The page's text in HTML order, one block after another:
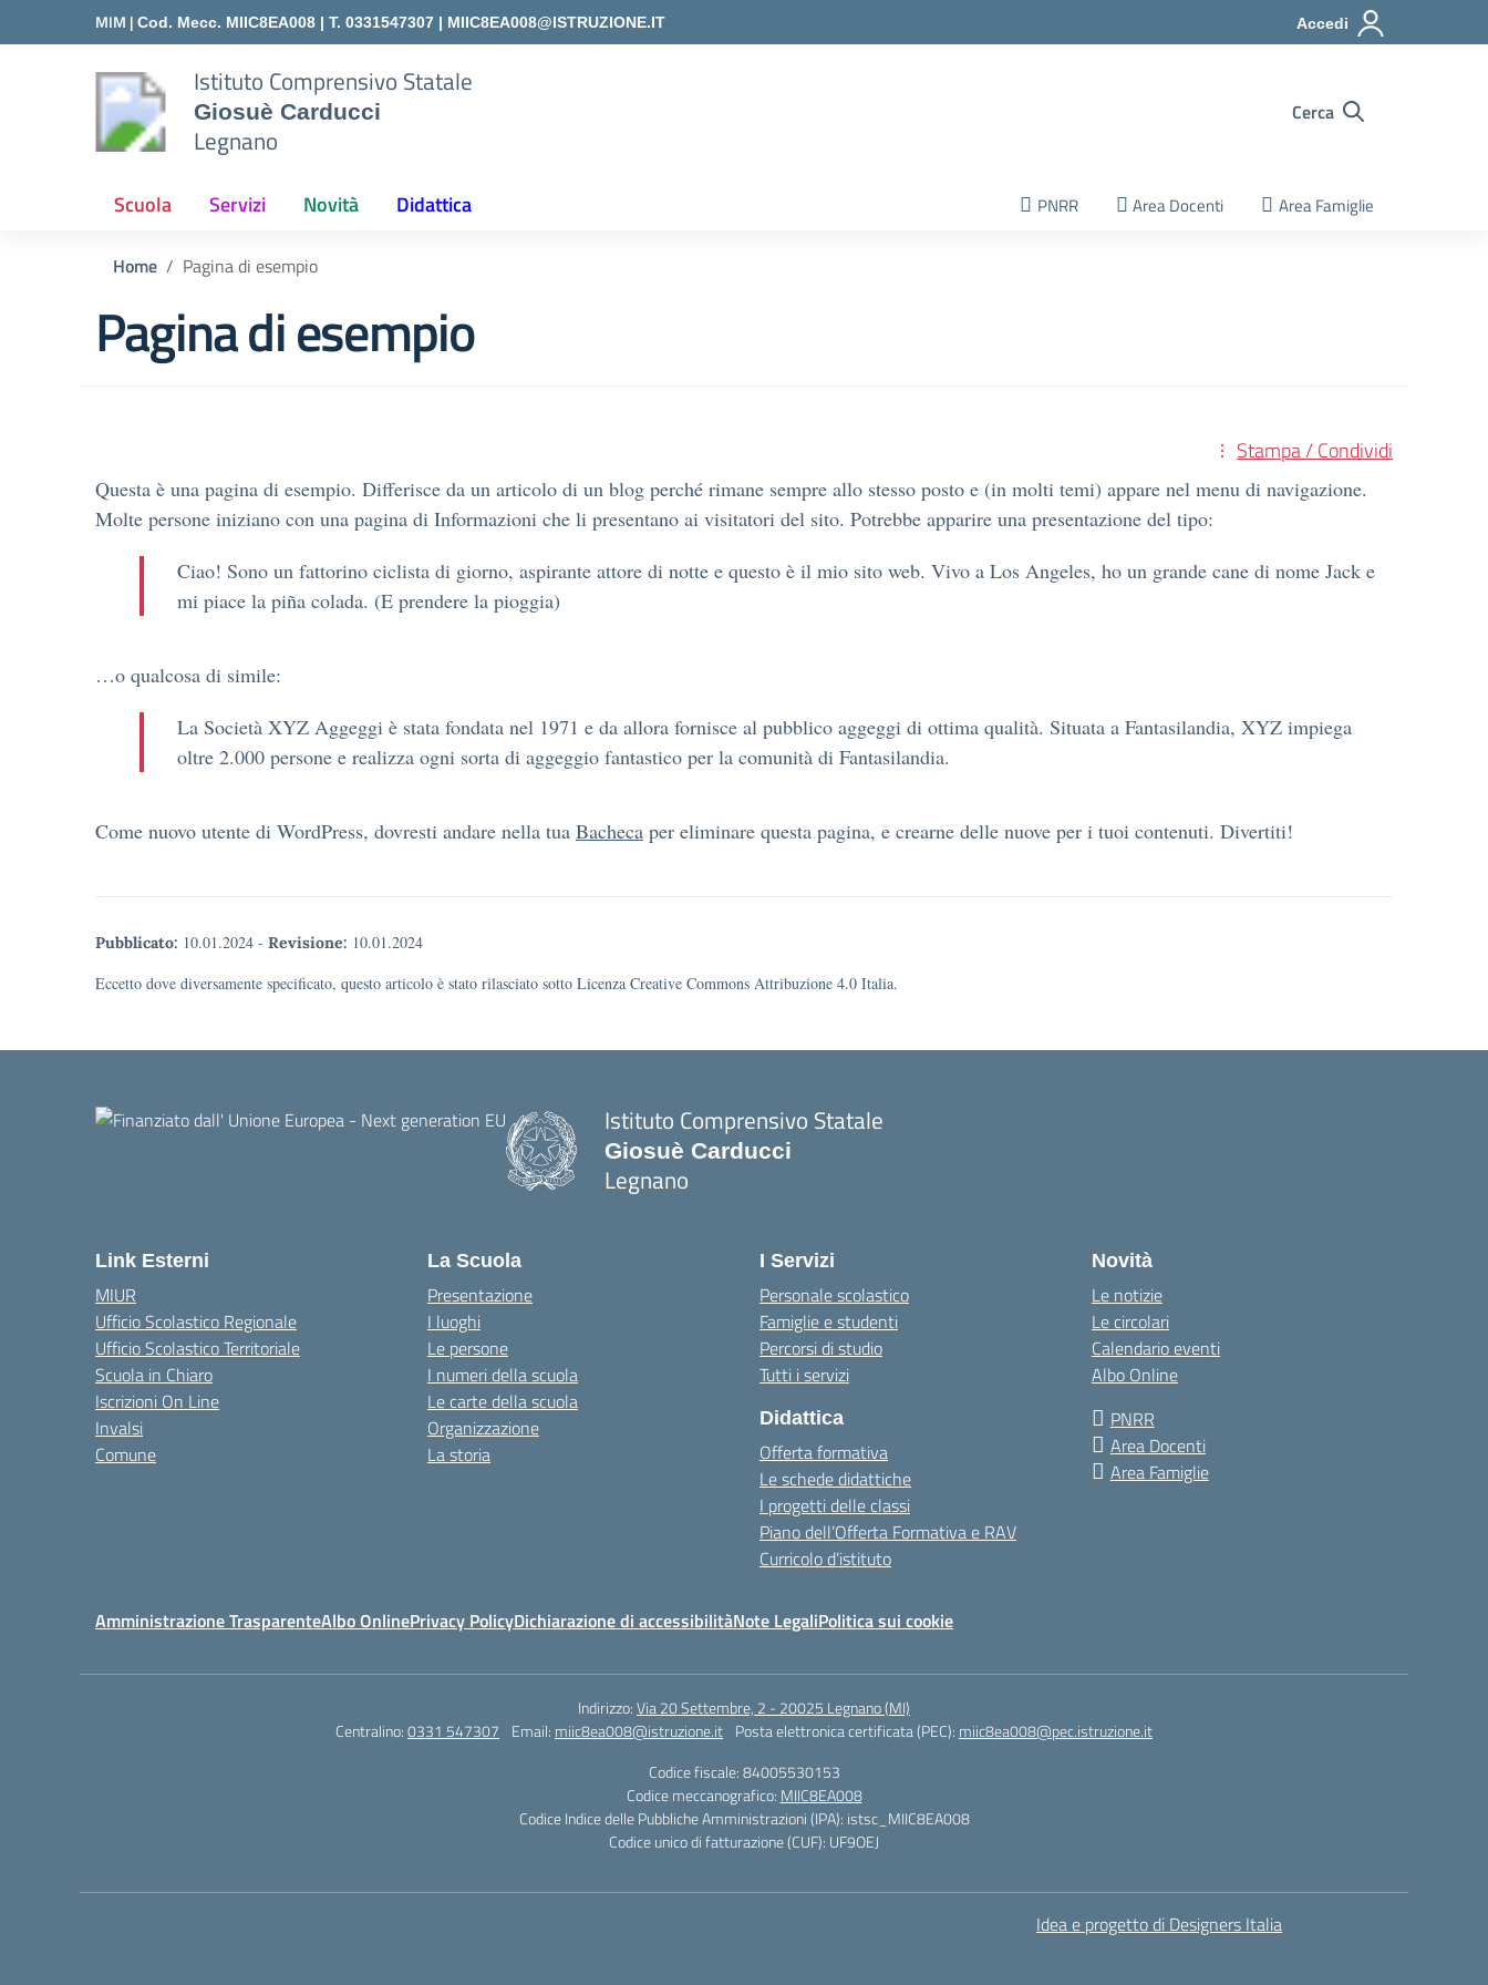
Vai ai contenuti
Vai al menu di navigazione
MIM | Cod. Mecc. MIIC8EA008 | T. 0331547307 | MIIC8EA008@ISTRUZIONE.IT Accedi
Istituto Comprensivo Statale
Giosuè Carducci
Legnano
Cerca
Scuola Servizi Novità Didattica PNRR Area Docenti Area Famiglie
Home Pagina di esempio
Pagina di esempio
Stampa / Condividi
Questa è una pagina di esempio. Differisce da un articolo di un blog perché rimane sempre allo stesso posto e (in molti temi) appare nel menu di navigazione.
Molte persone iniziano con una pagina di Informazioni che li presentano ai visitatori del sito. Potrebbe apparire una presentazione del tipo:
Ciao! Sono un fattorino ciclista di giorno, aspirante attore di notte e questo è il mio sito web. Vivo a Los Angeles, ho un grande cane di nome Jack e
mi piace la piña colada. (E prendere la pioggia)
…o qualcosa di simile:
La Società XYZ Aggeggi è stata fondata nel 1971 e da allora fornisce al pubblico aggeggi di ottima qualità. Situata a Fantasilandia, XYZ impiega
oltre 2.000 persone e realizza ogni sorta di aggeggio fantastico per la comunità di Fantasilandia.
Come nuovo utente di WordPress, dovresti andare nella tua Bacheca per eliminare questa pagina, e crearne delle nuove per i tuoi contenuti. Divertiti!
Pubblicato: 10.01.2024 - Revisione: 10.01.2024
Eccetto dove diversamente specificato, questo articolo è stato rilasciato sotto Licenza Creative Commons Attribuzione 4.0 Italia.
Istituto Comprensivo Statale
Giosuè Carducci
Legnano
Link Esterni
MIUR
Ufficio Scolastico Regionale
Ufficio Scolastico Territoriale
Scuola in Chiaro
Iscrizioni On Line
Invalsi
Comune
La Scuola
Presentazione
I luoghi
Le persone
I numeri della scuola
Le carte della scuola
Organizzazione
La storia
I Servizi
Personale scolastico
Famiglie e studenti
Percorsi di studio
Tutti i servizi
Didattica
Offerta formativa
Le schede didattiche
I progetti delle classi
Piano dell’Offerta Formativa e RAV
Curricolo d’istituto
Novità
Le notizie
Le circolari
Calendario eventi
Albo Online
PNRR
Area Docenti
Area Famiglie
Amministrazione TrasparenteAlbo OnlinePrivacy PolicyDichiarazione di accessibilitàNote LegaliPolitica sui cookie
Indirizzo:Via 20 Settembre, 2 - 20025 Legnano (MI)
Centralino:0331 547307 Email: miic8ea008@istruzione.it Posta elettronica certificata (PEC): miic8ea008@pec.istruzione.it
Codice fiscale: 84005530153
Codice meccanografico: MIIC8EA008
Codice Indice delle Pubbliche Amministrazioni (IPA): istsc_MIIC8EA008
Codice unico di fatturazione (CUF): UF9OEJ
Idea e progetto di Designers Italia